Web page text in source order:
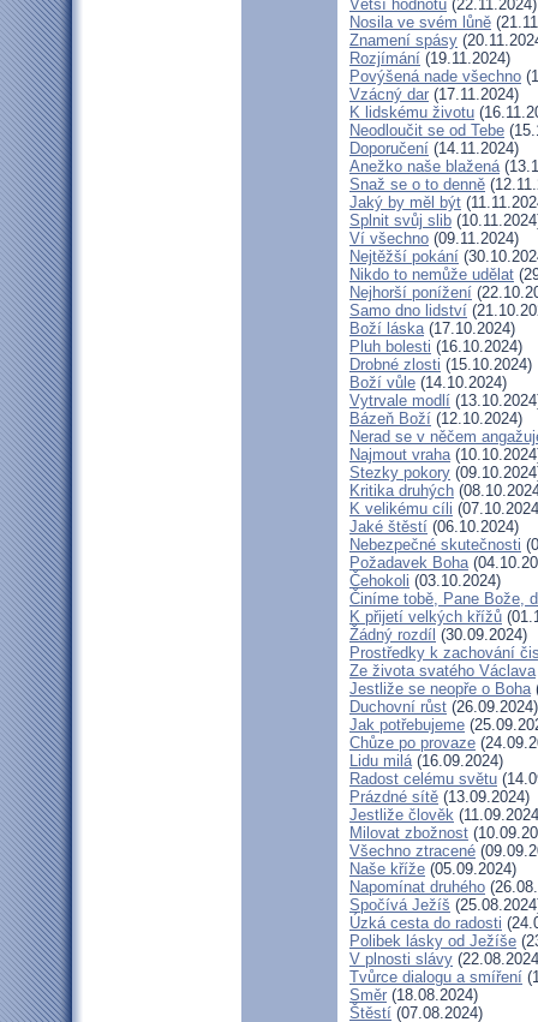
Větší hodnotu (22.11.2024)
Nosila ve svém lůně
Znamení spásy
Rozjímání (19.11.2024)
Povýšená nade všechno
Vzácný dar (17.11.2024)
K lidskému životu
Neodloučit se od Tebe
Doporučení (14.11.2024)
Anežko naše blažená
Snaž se o to denně
Jaký by měl být
Splnit svůj slib
Ví všechno (09.11.2024)
Nejtěžší pokání
Nikdo to nemůže udělat
Nejhorší ponížení
Samo dno lidství
Boží láska(17.10.2024)
Pluh bolesti (16.10.2024)
Drobné zlosti (15.10.2024)
Boží vůle (14.10.2024)
Vytrvale modlí
Bázeň Boží (12.10.2024)
Nerad se v něčem
Najmout vraha
Stezky pokory
Kritika druhých
K velikému cíli
Jaké štěstí (06.10.2024)
Nebezpečné skutečnosti
Požadavek Boha
Čehokoli (03.10.2024)
Činíme tobě, Pane Bože,
K přijetí velkých křížů
Žádný rozdíl (30.09.2024)
Prostředky k zachování
Ze života svatého Václava
Jestliže se neopře o Boha
Duchovní růst (26.09.2024)
Jak potřebujeme
Chůze po provaze
Lidu milá(16.09.2024)
Radost celému světu
Prázdné sítě (13.09.2024)
Jestliže člověk
Milovat zbožnost
Všechno ztracené
Naše kříže (05.09.2024)
Napomínat druhého
Spočívá Ježíš
Úzká cesta do radosti
Polibek lásky od Ježíše
V plnosti slávy
Tvůrce dialogu a smíření
Směr (18.08.2024)
Štěstí (07.08.2024)